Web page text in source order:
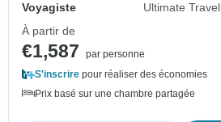
Voyagiste
Ultimate Travel
À partir de
€1,587
par personne
S'inscrire pour réaliser des économies
Prix basé sur une chambre partagée